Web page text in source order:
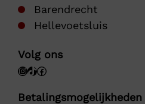
Barendrecht
Hellevoetsluis
Volg ons
Betalingsmogelijkheden